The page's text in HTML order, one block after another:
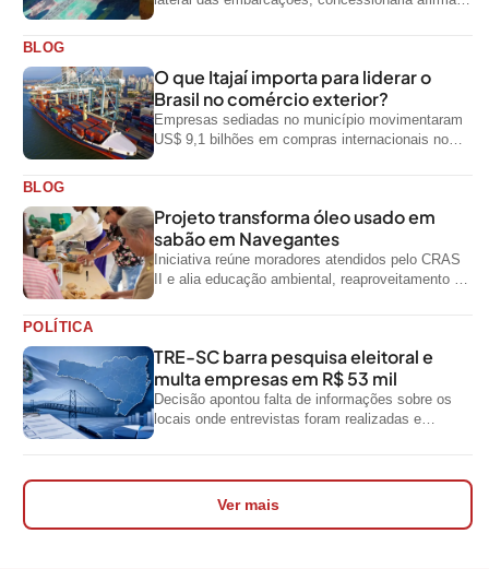
BLOG
O que Itajaí importa para liderar o
Brasil no comércio exterior?
Empresas sediadas no município movimentaram
US$ 9,1 bilhões em compras internacionais no
BLOG
Projeto transforma óleo usado em
sabão em Navegantes
Iniciativa reúne moradores atendidos pelo CRAS
II e alia educação ambiental, reaproveitamento de
POLÍTICA
TRE-SC barra pesquisa eleitoral e
multa empresas em R$ 53 mil
Decisão apontou falta de informações sobre os
locais onde entrevistas foram realizadas e
Ver mais